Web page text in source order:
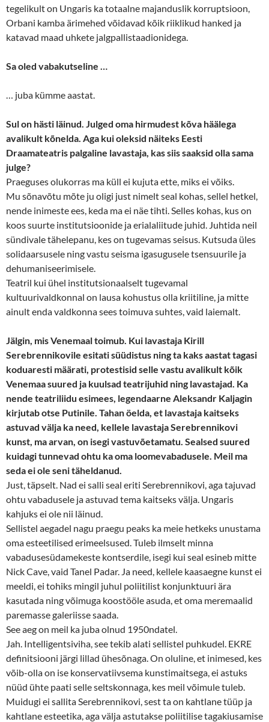
tegelikult on Ungaris ka totaalne majanduslik korruptsioon,
Orbani kamba ärimehed võidavad kõik riiklikud hanked ja
katavad maad uhkete jalgpallistaadionidega.
Sa oled vabakutseline …
… juba kümme aastat.
Sul on hästi läinud. Julged oma hirmudest kõva häälega
avalikult kõnelda. Aga kui oleksid näiteks Eesti
Draamateatris palgaline lavastaja, kas siis saaksid olla sama
julge?
Praeguses olukorras ma küll ei kujuta ette, miks ei võiks.
Mu sõnavõtu mõte ju oligi just nimelt seal kohas, sellel hetkel,
nende inimeste ees, keda ma ei näe tihti. Selles kohas, kus on
koos suurte institutsioonide ja erialaliitude juhid. Juhtida neil
sündivale tähelepanu, kes on tugevamas seisus. Kutsuda üles
solidaarsusele ning vastu seisma igasugusele tsensuurile ja
dehumaniseerimisele.
Teatril kui ühel institutsionaalselt tugevamal
kultuurivaldkonnal on lausa kohustus olla kriitiline, ja mitte
ainult enda valdkonna sees toimuva suhtes, vaid laiemalt.
Jälgin, mis Venemaal toimub. Kui lavastaja Kirill
Serebrennikovile esitati süüdistus ning ta kaks aastat tagasi
koduaresti määrati, protestisid selle vastu avalikult kõik
Venemaa suured ja kuulsad teatrijuhid ning lavastajad. Ka
nende teatriliidu esimees, legendaarne Aleksandr Kaljagin
kirjutab otse Putinile. Tahan öelda, et lavastaja kaitseks
astuvad välja ka need, kellele lavastaja Serebrennikovi
kunst, ma arvan, on isegi vastuvõetamatu. Sealsed suured
kuidagi tunnevad ohtu ka oma loomevabadusele. Meil ma
seda ei ole seni täheldanud.
Just, täpselt. Nad ei salli seal eriti Serebrennikovi, aga tajuvad
ohtu vabadusele ja astuvad tema kaitseks välja. Ungaris
kahjuks ei ole nii läinud.
Sellistel aegadel nagu praegu peaks ka meie hetkeks unustama
oma esteetilised erimeelsused. Tuleb ilmselt minna
vabadusesüdamekeste kontserdile, isegi kui seal esineb mitte
Nick Cave, vaid Tanel Padar. Ja need, kellele kaasaegne kunst ei
meeldi, ei tohiks mingil juhul poliitilist konjunktuuri ära
kasutada ning võimuga koostööle asuda, et oma meremaalid
paremasse galeriisse saada.
See aeg on meil ka juba olnud 1950ndatel.
Jah. Intelligentsiviha, see tekib alati sellistel puhkudel. EKRE
definitsiooni järgi lillad ühesõnaga. On oluline, et inimesed, kes
võib-olla on ise konservatiivsema kunstimaitsega, ei astuks
nüüd ühte paati selle seltskonnaga, kes meil võimule tuleb.
Muidugi ei sallita Serebrennikovi, sest ta on kahtlane tüüp ja
kahtlane esteetika, aga välja astutakse poliitilise tagakiusamise